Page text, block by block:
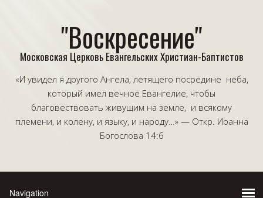
"Воскресение"
Московская Церковь Евангельских Христиан-Баптистов
«И увидел я другого Ангела, летящего посредине неба,
который имел вечное Евангелие, чтобы
благовествовать живущим на земле, и всякому
племени, и колену, и языку, и народу…» — Откр. Иоанна
Богослова 14:6